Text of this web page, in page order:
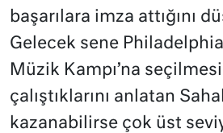
başarılara imza attığını
Gelecek sene
Müzik Kampı’na seçilmesi
çalıştıklarını anlatan
kazanabilirse çok üst